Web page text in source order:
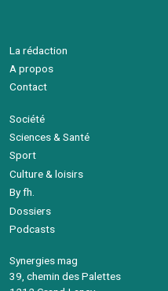
La rédaction
A propos
Contact
Société
Sciences & Santé
Sport
Culture & loisirs
By fh.
Dossiers
Podcasts
Synergies mag
39, chemin des Palettes